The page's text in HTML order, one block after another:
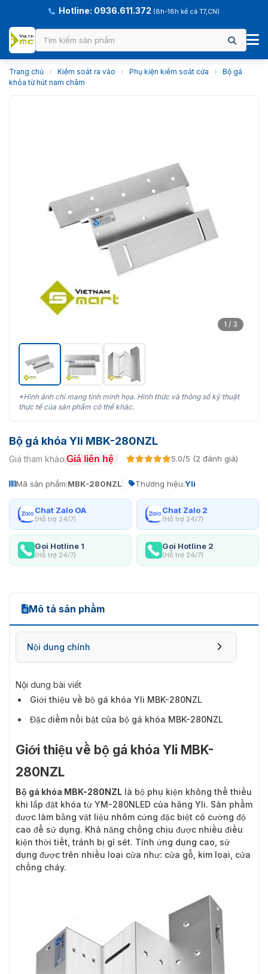
Hotline: 0936.611.372 (8h-18h kể cả T7,CN)
Trang chủ › Kiểm soát ra vào › Phụ kiện kiểm soát cửa ›
Bộ gá
khóa từ hút nam châm
1 / 3
*Hình ảnh chỉ mang tính minh họa. Hình thức và thông số kỹ thuật
thực tế của sản phẩm có thể khác.
Bộ gá khóa Yli MBK-280NZL
Giá tham khảo:Giá liên hệ 5.0/5 (2 đánh giá)
Mã sản phẩm:MBK-280NZL Thương hiệu:Yli
Chat Zalo OA
(Hỗ trợ 24/7)
Chat Zalo 2
(Hỗ trợ 24/7)
Gọi Hotline 1
(Hỗ trợ 24/7)
Gọi Hotline 2
(Hỗ trợ 24/7)
Mô tả sản phẩm
Nội dung chính
Nội dung bài viết
Giới thiệu về bộ gá khóa Yli MBK-280NZL
Đặc điểm nổi bật của bộ gá khóa MBK-280NZL
Giới thiệu về bộ gá khóa Yli MBK-
280NZL
Bộ gá khóa MBK-280NZL là bộ phụ kiện không thể thiếu
khi lắp đặt khóa từ YM-280NLED của hãng Yli. Sản phẩm
được làm bằng vật liệu nhôm cứng đặc biệt có cường độ
cao để sử dụng. Khả năng chống chịu được nhiều điều
kiện thời tiết, tránh bị gỉ sét. Tính ứng dụng cao, sử
dụng được trên nhiều loại cửa như: cửa gỗ, kim loại, cửa
chống cháy.